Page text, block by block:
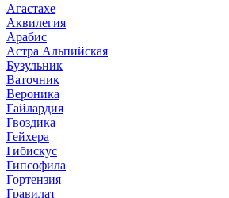
Агастахе
Аквилегия
Арабис
Астра Альпийская
Бузульник
Ваточник
Вероника
Гайлардия
Гвоздика
Гейхера
Гибискус
Гипсофила
Гортензия
Гравилат